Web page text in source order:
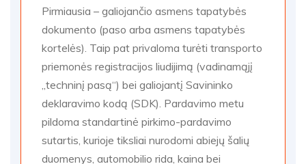
Pirmiausia – galiojančio asmens tapatybės
dokumento (paso arba asmens tapatybės
kortelės). Taip pat privaloma turėti transporto
priemonės registracijos liudijimą (vadinamąjį
„techninį pasą“) bei galiojantį Savininko
deklaravimo kodą (SDK). Pardavimo metu
pildoma standartinė pirkimo-pardavimo
sutartis, kurioje tiksliai nurodomi abiejų šalių
duomenys, automobilio rida, kaina bei